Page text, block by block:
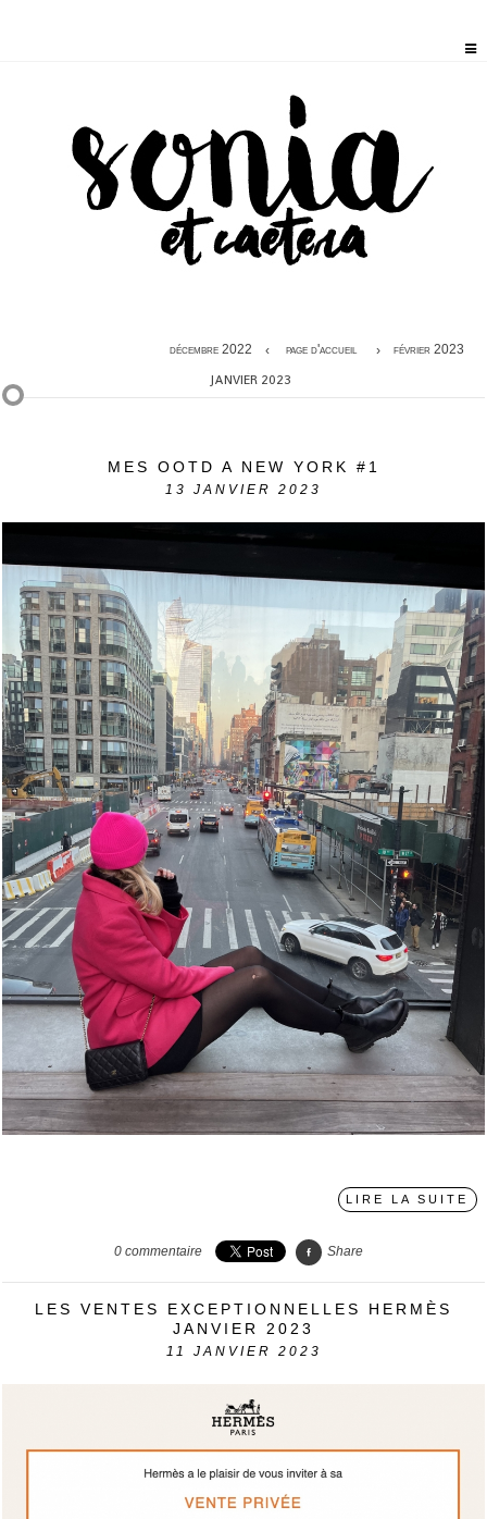
décembre 2022 page d'accueil février 2023
JANVIER 2023
MES OOTD A NEW YORK #1
13 JANVIER 2023
LIRE LA SUITE
0 commentaire Share
LES VENTES EXCEPTIONNELLES HERMÈS
JANVIER 2023
11 JANVIER 2023